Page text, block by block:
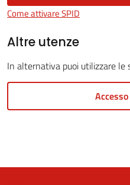
Servizi
line
Tutti
argomenti
Come attivare SPID
Altre utenze
In alternativa puoi utilizzare le